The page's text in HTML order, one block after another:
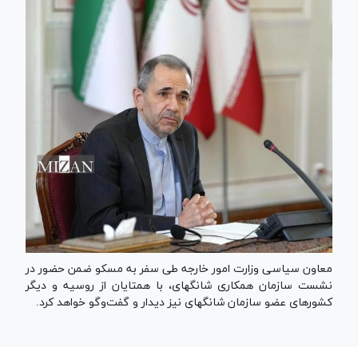
معاون سیاسی وزارت امور خارجه طی سفر به مسکو ضمن حضور در
نشست سازمان همکاری شانگهای، با همتایان از روسیه و دیگر
کشور‌های عضو سازمان شانگهای نیز دیدار و گفت‌و‌گو خواهد کرد.